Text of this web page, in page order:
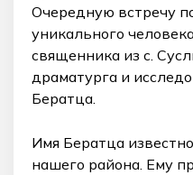
Очередную встречу
уникального
священника из с.
драматурга и
Бератца.
Имя Бератца
нашего района. Ему